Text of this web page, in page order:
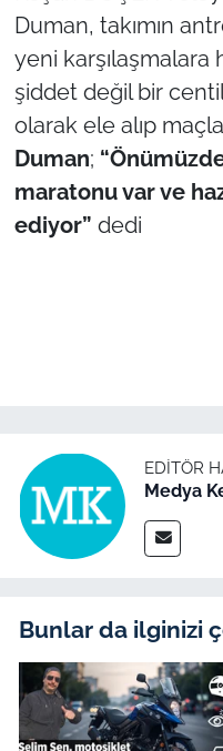
Duman, takımın
yeni karşılaşmalara
şiddet değil bir
olarak ele alıp
Duman;
maratonu var ve
ediyor” dedi
EDITÖR
Medya
Bunlar da ilginizi
Genel-A
Gündem-Eğitim